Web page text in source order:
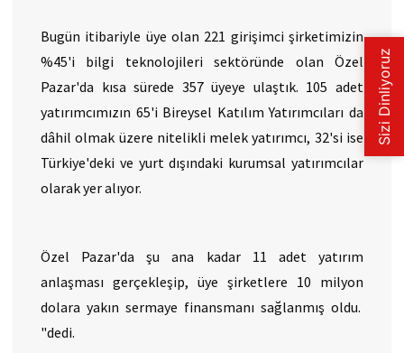
Bugün itibariyle üye olan 221 girişimci şirketimizin
%45'i bilgi teknolojileri sektöründe olan Özel
Pazar'da kısa sürede 357 üyeye ulaştık. 105 adet
yatırımcımızın 65'i Bireysel Katılım Yatırımcıları da
dâhil olmak üzere nitelikli melek yatırımcı, 32'si ise
Türkiye'deki ve yurt dışındaki kurumsal yatırımcılar
olarak yer alıyor.
Özel Pazar'da şu ana kadar 11 adet yatırım
anlaşması gerçekleşip, üye şirketlere 10 milyon
dolara yakın sermaye finansmanı sağlanmış oldu.
"dedi.